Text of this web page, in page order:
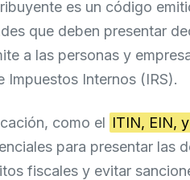
es un código
que deben presentar
a las personas y
Impuestos Internos (IRS).
como el ITIN, EIN,
para presentar las
fiscales y evitar